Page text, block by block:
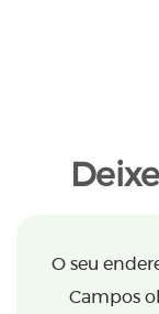
O seu
Campos